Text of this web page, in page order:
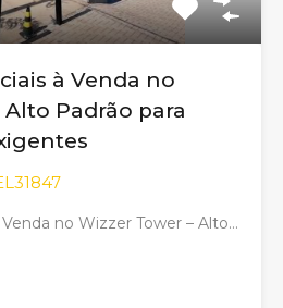
à Venda no
Padrão para
no Wizzer Tower – Alto…